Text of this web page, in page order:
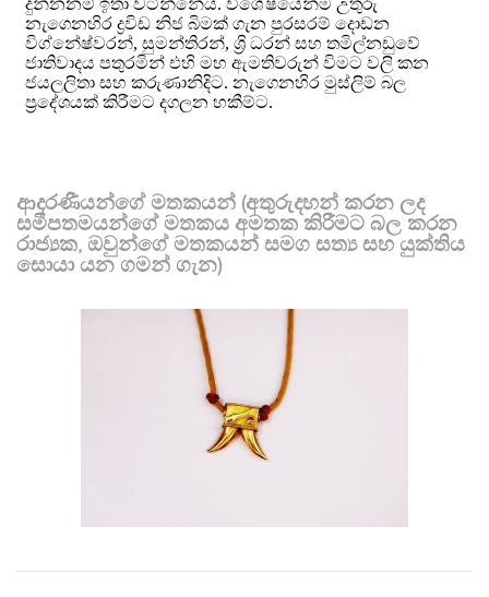
ආදරණීයන්ගේ මතකයන් (අතුරුදහන් කරන ලද
සමීපතමයන්ගේ මතකය අමතක කිරීමට බල කරන
රාජ්‍යක, ඔවුන්ගේ මතකයන් සමග සත්‍ය සහ යුක්තිය
සොයා යන ගමන් ගැන)